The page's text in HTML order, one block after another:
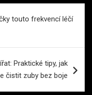
touto frekvencí léčí
Praktické tipy, jak
čistit zuby bez boje